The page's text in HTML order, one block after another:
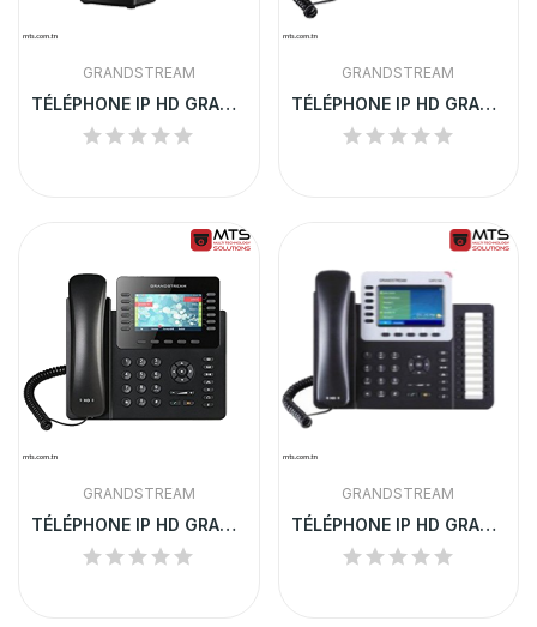
GRANDSTREAM
TÉLÉPHONE IP HD GRANDSTREAM SANS FIL DECT |...
GRANDSTREAM
TÉLÉPHONE IP HD GRANDSTREAM | GXP2140
GRANDSTREAM
TÉLÉPHONE IP HD GRANDSTREAM | GXP2170
GRANDSTREAM
TÉLÉPHONE IP HD GRANDSTREAM | GXP2160